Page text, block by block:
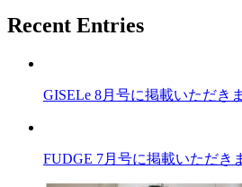
Recent Entries
GISELe 8月号に掲載いただき
FUDGE 7月号に掲載いただき